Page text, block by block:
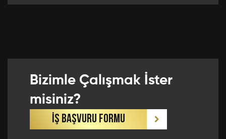
Bizimle Çalışmak İster
misiniz?
İŞ BAŞVURU FORMU
Eklemek İstedikleriniz *